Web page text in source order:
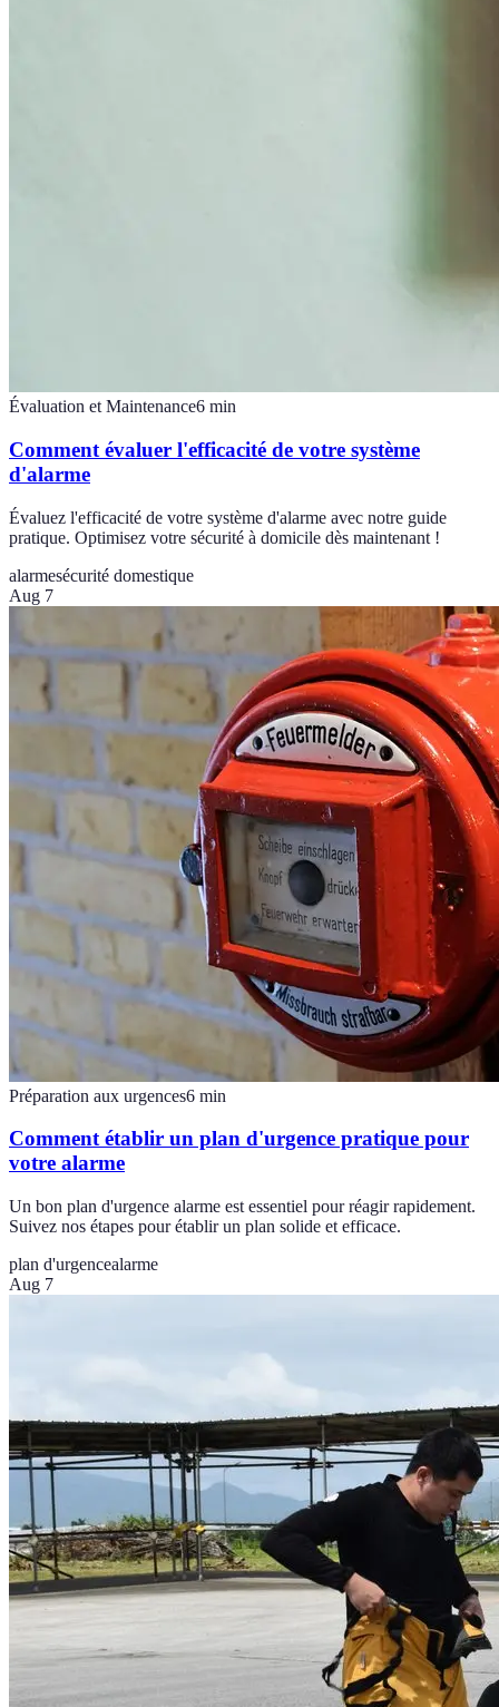
Évaluation et Maintenance6 min
Comment évaluer l'efficacité de votre système
d'alarme
Évaluez l'efficacité de votre système d'alarme avec notre guide
pratique. Optimisez votre sécurité à domicile dès maintenant !
alarmesécurité domestique
Aug 7
Préparation aux urgences6 min
Comment établir un plan d'urgence pratique pour
votre alarme
Un bon plan d'urgence alarme est essentiel pour réagir rapidement.
Suivez nos étapes pour établir un plan solide et efficace.
plan d'urgencealarme
Aug 7